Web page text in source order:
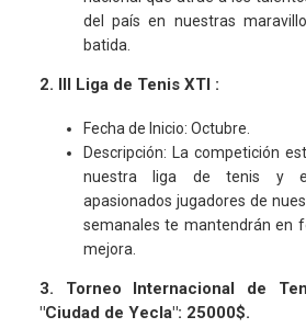
del país en nuestras
batida.
2. III Liga de Tenis XTI :
Fecha de Inicio: Octubre.
Descripción: La competición
nuestra liga de tenis y
apasionados jugadores de
semanales te mantendrán en
mejora.
3. Torneo Internacional de
"Ciudad de Yecla": 25000$.